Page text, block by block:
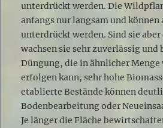
unterdrückt werden. Die
anfangs nur langsam und können
unterdrückt werden. Sind sie
wachsen sie sehr zuverlässig und
Düngung, die in ähnlicher Menge
erfolgen kann, sehr hohe
etablierte Bestände können
Bodenbearbeitung oder
Je länger die Fläche